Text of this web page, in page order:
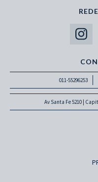
011-55296253
Av Santa Fe 5210 |